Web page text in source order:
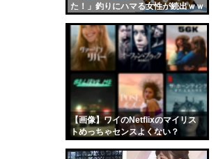
た！」釣りにハマる女性が続出ｗｗ
【画像】ワイのNetflixのマイリス
トめっちゃセンスよくない？